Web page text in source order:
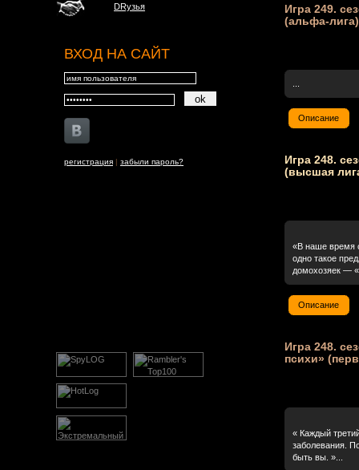
DRузья
ВХОД НА САЙТ
регистрация | забыли пароль?
Игра 249.
(альфа-лига)
Описание
Игра 248.
(высшая
«В наше время
одно такое
домохозяек —
Описание
Игра 248.
психи»
« Каждый
заболевания.
быть вы. »...